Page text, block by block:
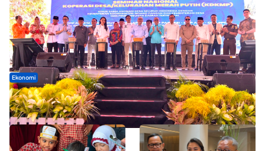
Ekonomi
Seminar di Ternate, Mendes Perkuat Sinergi Percepatan
Kopdes Merah Putih